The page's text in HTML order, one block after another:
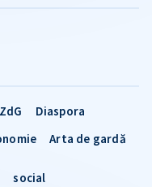
Diaspora
Arta de gardă
social